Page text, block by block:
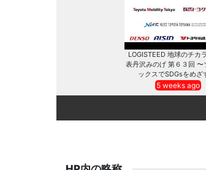
LOGISTEED 地球のチカ
表丹沢みのげ 第６３回 〜
ックスでSDGsをめざ
5 weeks ago